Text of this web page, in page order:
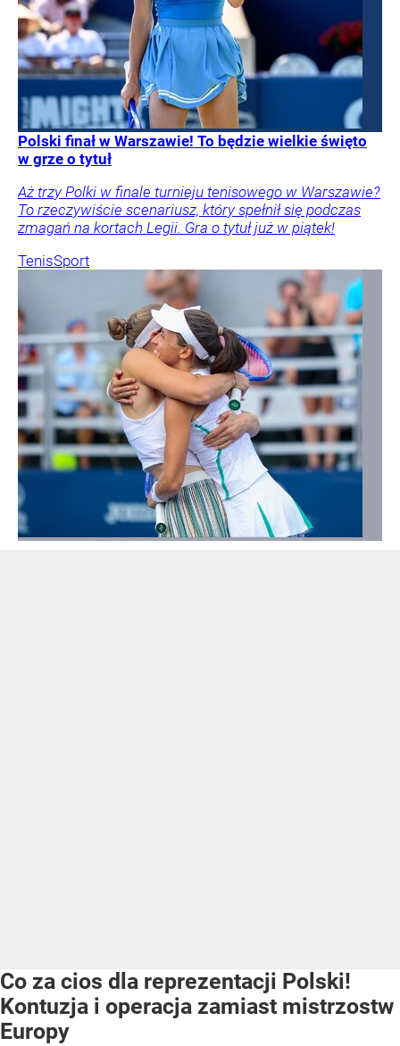
Polski finał w Warszawie! To będzie wielkie święto
w grze o tytuł
Aż trzy Polki w finale turnieju tenisowego w Warszawie?
To rzeczywiście scenariusz, który spełnił się podczas
zmagań na kortach Legii. Gra o tytuł już w piątek!
TenisSport
Co za cios dla reprezentacji Polski!
Kontuzja i operacja zamiast mistrzostw
Europy